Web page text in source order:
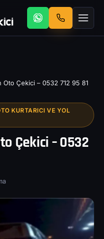
Oto Çekici – 0532 712 95 81
KURTARICI VE YOL
Çekici – 0532